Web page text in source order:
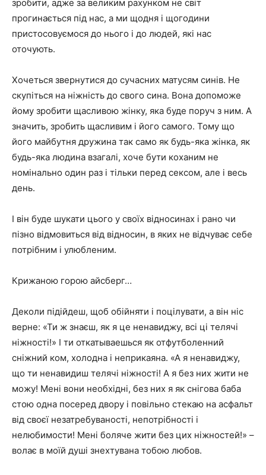
зробити, адже за великим рахунком не світ
прогинається під нас, а ми щодня і щогодини
пристосовуємося до нього і до людей, які нас
оточують.
Хочеться звернутися до сучасних матусям синів. Не
скупіться на ніжність до свого сина. Вона допоможе
йому зробити щасливою жінку, яка буде поруч з ним. А
значить, зробить щасливим і його самого. Тому що
його майбутня дружина так само як будь-яка жінка, як
будь-яка людина взагалі, хоче бути коханим не
номінально один раз і тільки перед сексом, але і весь
день.
І він буде шукати цього у своїх відносинах і рано чи
пізно відмовиться від відносин, в яких не відчуває себе
потрібним і улюбленим.
Крижаною горою айсберг…
Деколи підійдеш, щоб обійняти і поцілувати, а він ніс
верне: «Ти ж знаєш, як я це ненавиджу, всі ці телячі
ніжності!» І ти откатываешься як отфутболенний
сніжний ком, холодна і неприкаяна. «А я ненавиджу,
що ти ненавидиш телячі ніжності! А я без них жити не
можу! Мені вони необхідні, без них я як снігова баба
стою одна посеред двору і повільно стекаю на асфальт
від своєї незатребуваності, непотрібності і
нелюбимости! Мені боляче жити без цих ніжностей!» –
волає в моїй душі знехтувана тобою любов.